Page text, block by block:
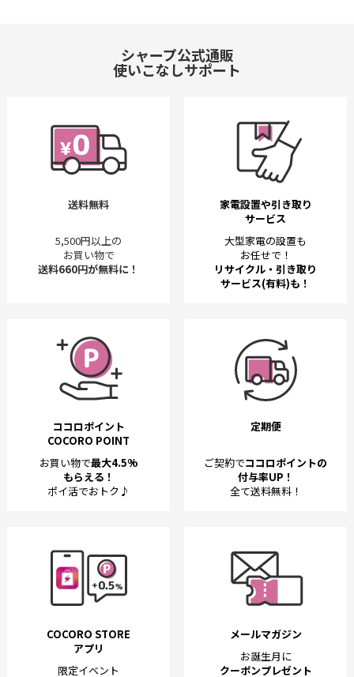
シャープ公式通販
使いこなしサポート
送料無料
5,500円以上の
お買い物で
送料660円が無料に！
家電設置や引き取り
サービス
大型家電の設置も
お任せで！
リサイクル・引き取り
サービス(有料)も！
ココロポイント
COCORO POINT
お買い物で最大4.5%
もらえる！
ポイ活でおトク♪
定期便
ご契約でココロポイントの
付与率UP！
全て送料無料！
COCORO STORE
アプリ
限定イベント
メールマガジン
お誕生月に
クーポンプレゼント